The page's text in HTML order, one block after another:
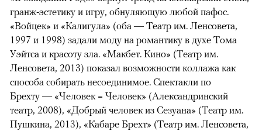
гранж-эстетику и игру, обнуляющую любой пафос.
«Войцек» и «Калигула» (оба — Театр им. Ленсовета,
1997 и 1998) задали моду на романтику в духе Тома
Уэйтса и красоту зла. «Макбет. Кино» (Театр им.
Ленсовета, 2013) показал возможности коллажа как
способа собирать несоединимое. Спектакли по
Брехту — «Человек = Человек» (Александринский
театр, 2008), «Добрый человек из Сезуана» (Театр им.
Пушкина, 2013), «Кабаре Брехт» (Театр им. Ленсовета,